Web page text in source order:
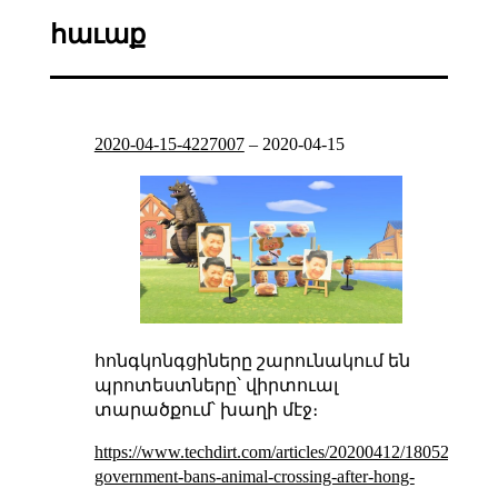
հաւաք
2020-04-15-4227007– 2020-04-15
հոնգկոնգցիները շարունակում են
պրոտեստները՝ վիրտուալ
տարածքում՝ խաղի մէջ։
https://www.techdirt.com/articles/20200412/
government-bans-animal-crossing-after-hong-